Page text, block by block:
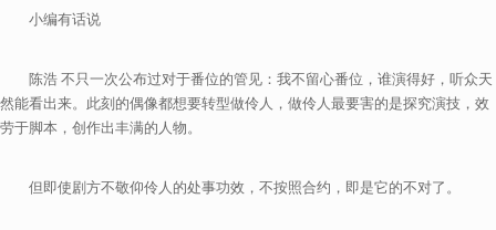
小编有话说
陈浩 不只一次公布过对于番位的管见：我不留心番位，谁演得好，听众天
然能看出来。此刻的偶像都想要转型做伶人，做伶人最要害的是探究演技，效
劳于脚本，创作出丰满的人物。
但即使剧方不敬仰伶人的处事功效，不按照合约，即是它的不对了。